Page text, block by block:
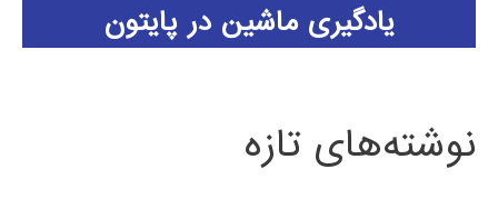
یادگیری ماشین در پایتون
نوشته‌های تازه